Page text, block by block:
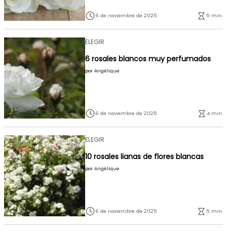
6 de noviembre de 2025 5 min.
ELEGIR
6 rosales blancos muy perfumados
por Angélique
6 de noviembre de 2025 4 min.
ELEGIR
10 rosales lianas de flores blancas
por Angélique
6 de noviembre de 2025 5 min.